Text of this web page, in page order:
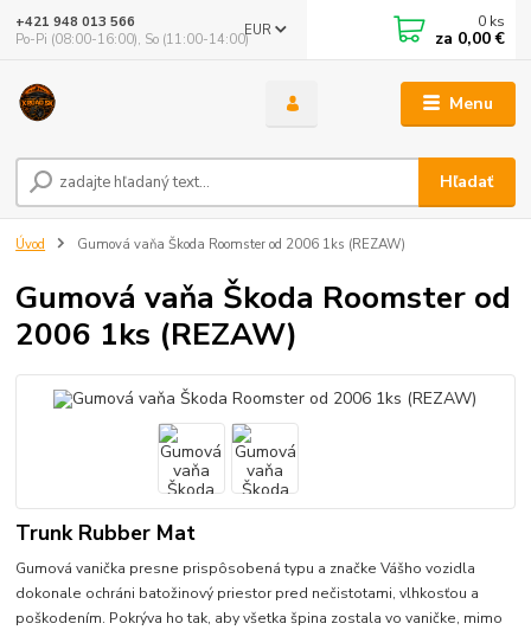
Menu
EUR
Hľadať
+421 948 013 566
Po-Pi (08:00-16:00), So (11:00-14:00)
0 ks
za 0,00 €
Úvod Gumová vaňa Škoda Roomster od 2006 1ks (REZAW)
Gumová vaňa Škoda Roomster od
2006 1ks (REZAW)
Trunk Rubber Mat
Gumová vanička presne prispôsobená typu a značke Vášho vozidla
dokonale ochráni batožinový priestor pred nečistotami, vlhkosťou a
poškodením. Pokrýva ho tak, aby všetka špina zostala vo vaničke, mimo